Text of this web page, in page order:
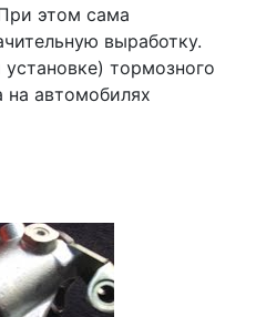
этом сама
выработку.
тормозного
на автомобилях